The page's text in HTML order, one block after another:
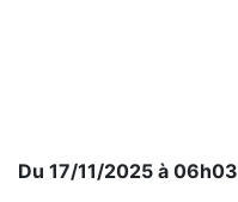
Du 17/11/2025 à 06h03